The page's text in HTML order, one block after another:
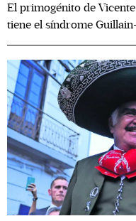
El primogénito de
tiene el síndrome